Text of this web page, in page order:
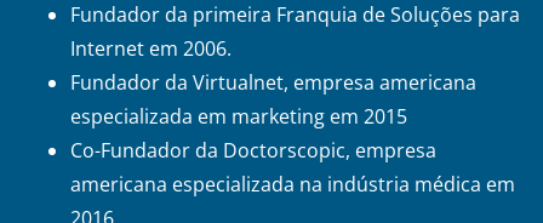
Fundador da primeira Franquia de Soluções para
Internet em 2006.
Fundador da Virtualnet, empresa americana
especializada em marketing em 2015
Co-Fundador da Doctorscopic, empresa
americana especializada na indústria médica em